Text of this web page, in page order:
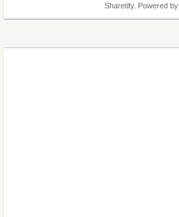
Sharetify. Powered by